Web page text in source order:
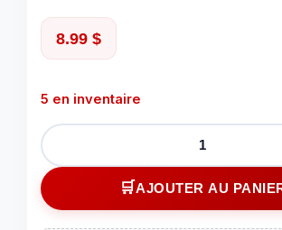
8.99 $
5 en inventaire
quantité
de
Feuille
de
AJOUTER AU